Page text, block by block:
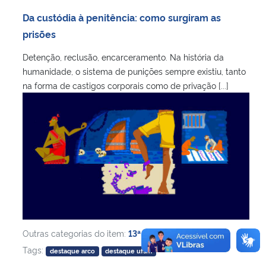
Ministério da Saúde
Ministério de Minas e Energia
Ministério do Meio Ambiente
Ministério do Turismo
Ministério do Desenvolvimento Regional
Controladoria-Geral da União
Da custódia à penitência: como surgiram as
prisões
Detenção, reclusão, encarceramento. Na história da
humanidade, o sistema de punições sempre existiu, tanto
na forma de castigos corporais como de privação [...]
Outras categorias do item: 13ª Edição
Tags:
destaque arco destaque ufsm